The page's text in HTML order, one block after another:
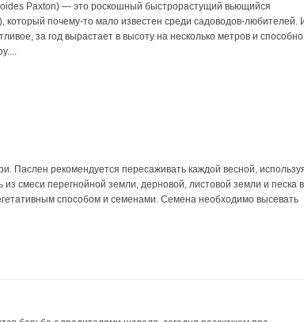
Paxton) — это роскошный быстрорастущий вьющийся
который почему-то мало известен среди садоводов-любителей.
за год вырастает в высоту на несколько метров и способно
Паслен рекомендуется пересаживать каждой весной,
смеси перегнойной земли, дерновой, листовой земли и песка в
способом и семенами. Семена необходимо высевать